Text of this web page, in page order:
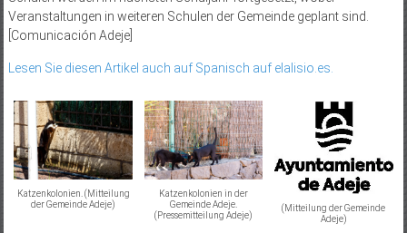
Veranstaltungen in weiteren Schulen der Gemeinde geplant sind.
[Comunicación Adeje]
Lesen Sie diesen Artikel auch auf Spanisch auf elalisio.es.
Katzenkolonien. (Mitteilung
der Gemeinde Adeje)
Katzenkolonien in der
Gemeinde Adeje.
(Pressemitteilung Adeje)
(Mitteilung der Gemeinde
Adeje)